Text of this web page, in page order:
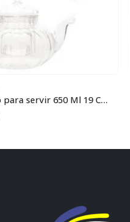
Bule vidro para servir 650 Ml 19 Cm X 12 Cm X 12 Cm (não vai ao fogo e nem microondas)